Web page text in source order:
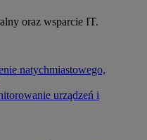
oraz wsparcie IT.
natychmiastowego,
urządzeń i